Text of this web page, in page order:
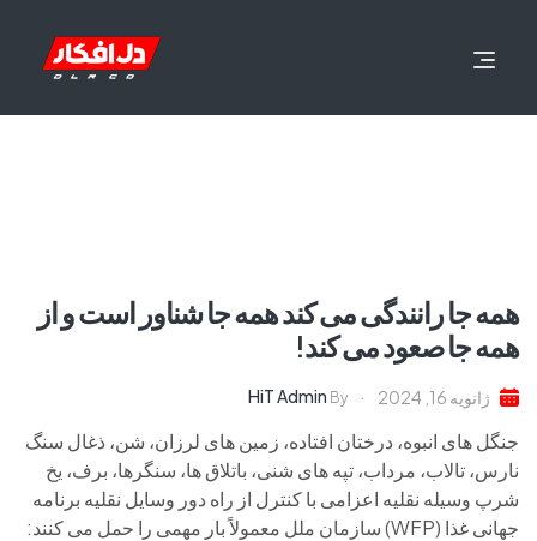
همه جا رانندگی می کند همه جا شناور است و از
همه جا صعود می کند!
ژانویه 16, 2024 By
HiT Admin
جنگل های انبوه، درختان افتاده، زمین های لرزان، شن، ذغال سنگ
نارس، تالاب، مرداب، تپه های شنی، باتلاق ها، سنگرها، برف، یخ
شرپ وسیله نقلیه اعزامی با کنترل از راه دور وسایل نقلیه برنامه
جهانی غذا (WFP) سازمان ملل معمولاً بار مهمی را حمل می کنند: